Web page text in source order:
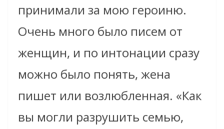
принимали за мою героиню.
Очень много было писем от
женщин, и по интонации сразу
можно было понять, жена
пишет или возлюбленная. «Как
вы могли разрушить семью,